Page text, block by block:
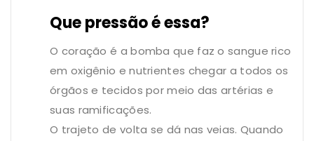
Que pressão é essa?
O coração é a bomba que faz o sangue rico
em oxigênio e nutrientes chegar a todos os
órgãos e tecidos por meio das artérias e
suas ramificações.
O trajeto de volta se dá nas veias. Quando